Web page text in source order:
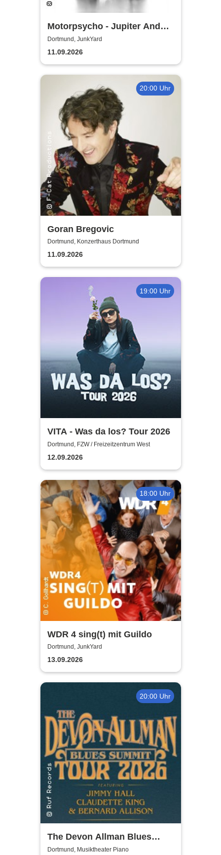
Motorpsycho - Jupiter And
Beyond The Infinite Tour 2026
Dortmund, JunkYard
11.09.2026
20:00 Uhr
Goran Bregovic
Dortmund, Konzerthaus Dortmund
11.09.2026
19:00 Uhr
VITA - Was da los? Tour 2026
Dortmund, FZW / Freizeitzentrum West
12.09.2026
18:00 Uhr
WDR 4 sing(t) mit Guildo
Dortmund, JunkYard
13.09.2026
20:00 Uhr
The Devon Allman Blues
Summit - European Tour 2026
Dortmund, Musiktheater Piano